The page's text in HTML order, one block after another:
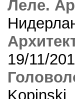
Леле.
19/11/